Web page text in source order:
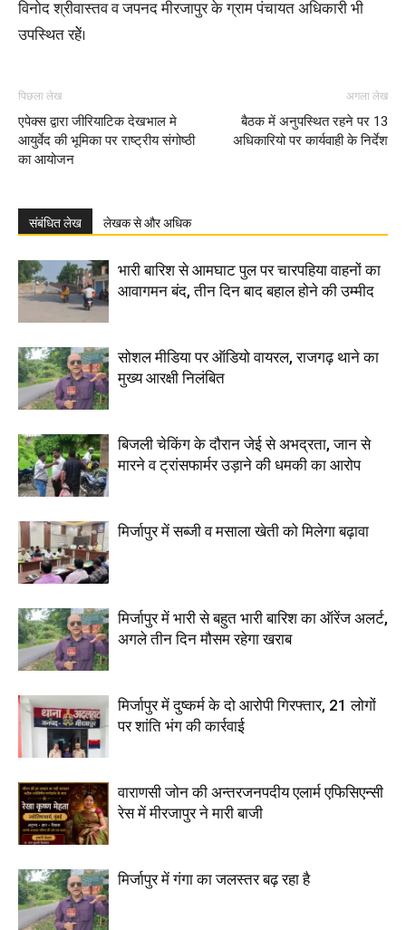
विनोद श्रीवास्तव व जपनद मीरजापुर के ग्राम पंचायत अधिकारी भी
उपस्थित रहेें।
पिछला लेख
एपेक्स द्वारा जीरियाटिक देखभाल मे
आयुर्वेद की भूमिका पर राष्ट्रीय संगोष्ठी
का आयोजन
अगला लेख
बैठक में अनुपस्थित रहने पर 13
अधिकारियो पर कार्यवाही के निर्देश
संबंधित लेख लेखक से और अधिक
भारी बारिश से आमघाट पुल पर चारपहिया वाहनों का
आवागमन बंद, तीन दिन बाद बहाल होने की उम्मीद
सोशल मीडिया पर ऑडियो वायरल, राजगढ़ थाने का
मुख्य आरक्षी निलंबित
बिजली चेकिंग के दौरान जेई से अभद्रता, जान से
मारने व ट्रांसफार्मर उड़ाने की धमकी का आरोप
मिर्जापुर में सब्जी व मसाला खेती को मिलेगा बढ़ावा
मिर्जापुर में भारी से बहुत भारी बारिश का ऑरेंज अलर्ट,
अगले तीन दिन मौसम रहेगा खराब
मिर्जापुर में दुष्कर्म के दो आरोपी गिरफ्तार, 21 लोगों
पर शांति भंग की कार्रवाई
वाराणसी जोन की अन्तरजनपदीय एलार्म एफिसिएन्सी
रेस में मीरजापुर ने मारी बाजी
मिर्जापुर में गंगा का जलस्तर बढ़ रहा है